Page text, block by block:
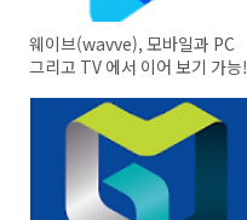
웨이브(wavve), 모바일과 PC
그리고 TV 에서 이어 보기 가능!